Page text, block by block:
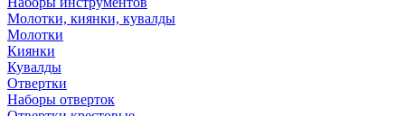
Молотки, киянки, кувалды
Молотки
Киянки
Кувалды
Отвертки
Наборы отверток